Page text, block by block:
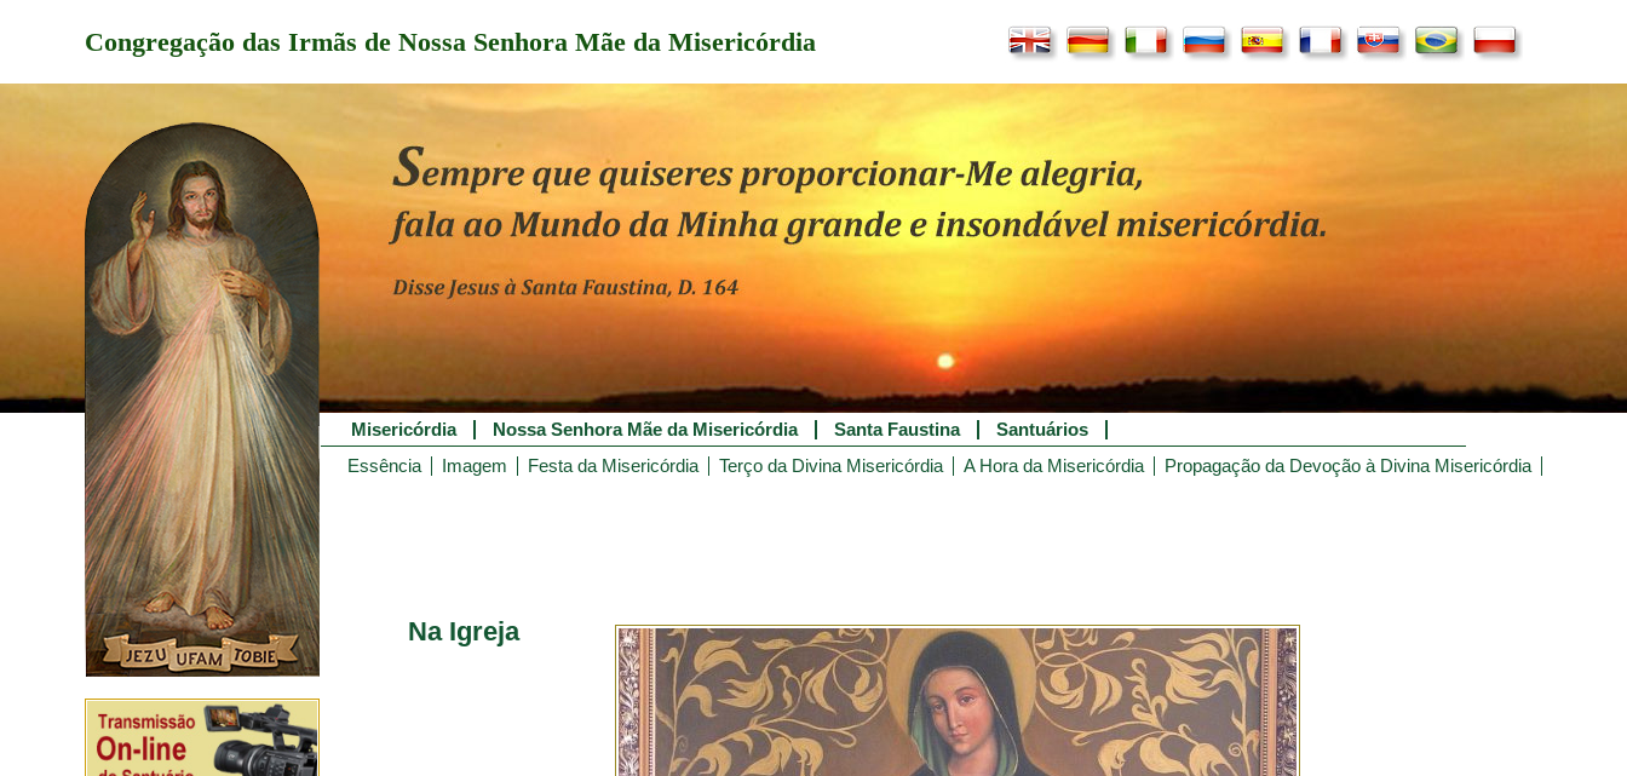
Congregação das Irmãs de Nossa Senhora Mãe da Misericórdia
Misericórdia Nossa Senhora Mãe da Misericórdia Santa Faustina
Santuários
Essência
Imagem Festa da Misericórdia Terço da Divina Misericórdia A Hora da Misericórdia Propagação da Devoção à Divina Misericórdia
Na Igreja